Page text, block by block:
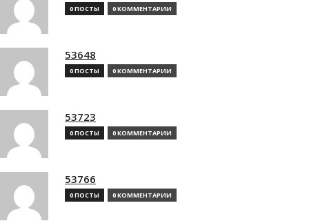
0 ПОСТЫ 0 КОММЕНТАРИИ
53648
0 ПОСТЫ 0 КОММЕНТАРИИ
53723
0 ПОСТЫ 0 КОММЕНТАРИИ
53766
0 ПОСТЫ 0 КОММЕНТАРИИ